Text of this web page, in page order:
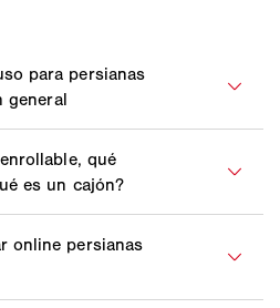
Persianas compactas
es un sistema de protección